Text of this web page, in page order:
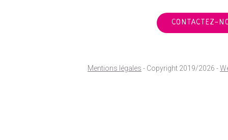
CONTACTEZ-
Mentions légales - Copyright 2019/2026 -